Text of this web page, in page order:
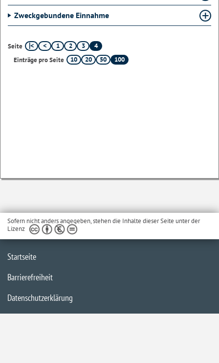
Zweckgebundene Einnahme
Seite 1 2 3
4
Einträge pro Seite
10 20 50 100
Sofern nicht anders angegeben, stehen die Inhalte dieser Seite unter der
Lizenz
Startseite
Barrierefreiheit
Datenschutzerklärung